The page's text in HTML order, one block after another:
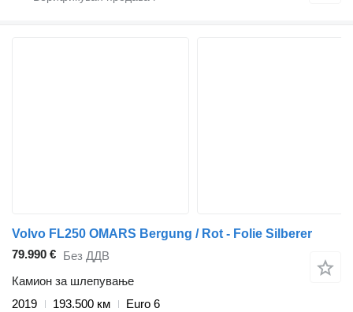
Volvo FL250 OMARS Bergung / Rot - Folie Silberer
79.990 € Без ДДВ
Камион за шлепување
2019
193.500 км
Euro 6